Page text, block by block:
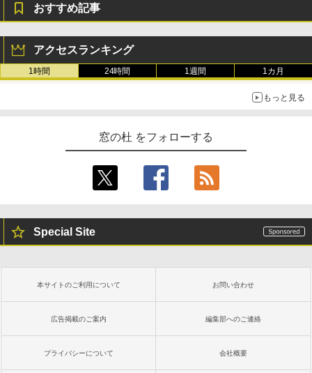
おすすめ記事
アクセスランキング
1時間 24時間 1週間 1カ月
もっと見る
窓の杜 をフォローする
Special Site
本サイトのご利用について お問い合わせ
広告掲載のご案内 編集部へのご連絡
プライバシーについて 会社概要